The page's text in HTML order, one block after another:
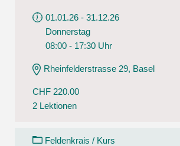
01.01.26 - 31.12.26
Donnerstag
08:00 - 17:30 Uhr
Rheinfelderstrasse 29, Basel
CHF 220.00
2 Lektionen
Feldenkrais / Kurs